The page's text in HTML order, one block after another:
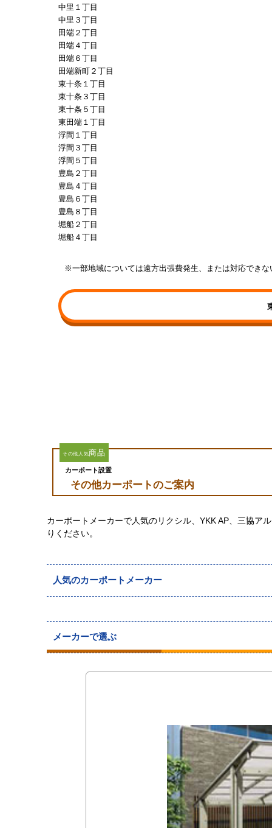
中里１丁目
中里３丁目
田端２丁目
田端４丁目
田端６丁目
田端新町２丁目
東十条１丁目
東十条３丁目
東十条５丁目
東田端１丁目
浮間１丁目
浮間３丁目
浮間５丁目
豊島２丁目
豊島４丁目
豊島６丁目
豊島８丁目
堀船２丁目
堀船４丁目
※一部地域については遠方出張費発生、または対応できな
その他人気商品
カーポート設置
その他カーポートのご案内
カーポートメーカーで人気のリクシル、YKK AP、三協ア
りください。
人気のカーポートメーカー
メーカーで選ぶ